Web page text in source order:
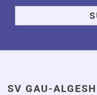
SV GAU-